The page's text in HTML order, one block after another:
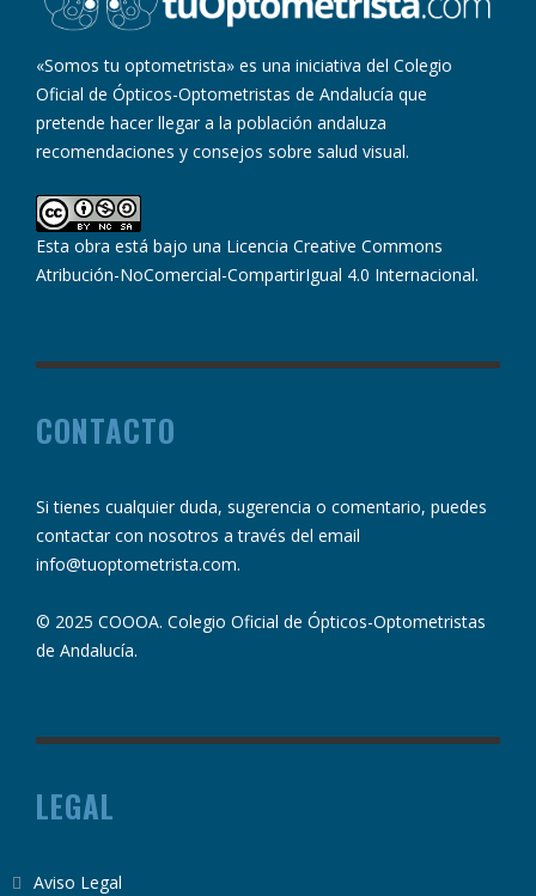
«Somos tu optometrista» es una iniciativa del Colegio
Oficial de Ópticos-Optometristas de Andalucía que
pretende hacer llegar a la población andaluza
recomendaciones y consejos sobre salud visual.
Esta obra está bajo una Licencia Creative Commons
Atribución-NoComercial-CompartirIgual 4.0 Internacional.
CONTACTO
Si tienes cualquier duda, sugerencia o comentario, puedes
contactar con nosotros a través del email
info@tuoptometrista.com.
© 2025 COOOA. Colegio Oficial de Ópticos-Optometristas
de Andalucía.
LEGAL
Aviso Legal